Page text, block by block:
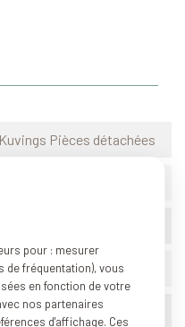
Kuvings Pièces détachées
Corée du sud
kg
pour : mesurer
de fréquentation), vous
en fonction de votre
nos partenaires
d'affichage. Ces